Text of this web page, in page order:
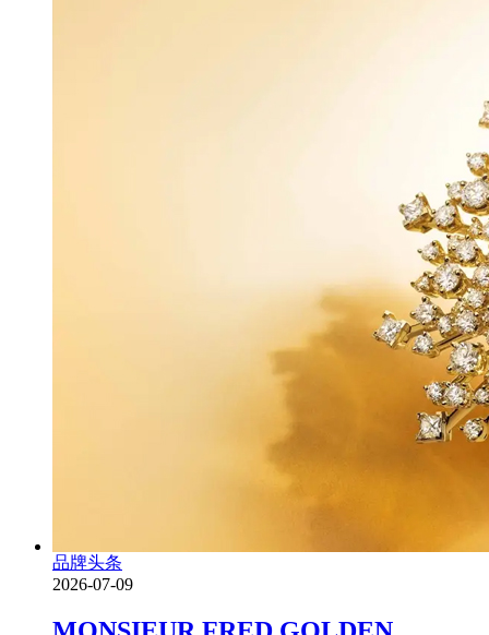
品牌头条
2026-07-09